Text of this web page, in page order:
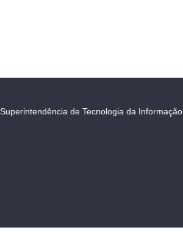
Superintendência de Tecnologia da Informação